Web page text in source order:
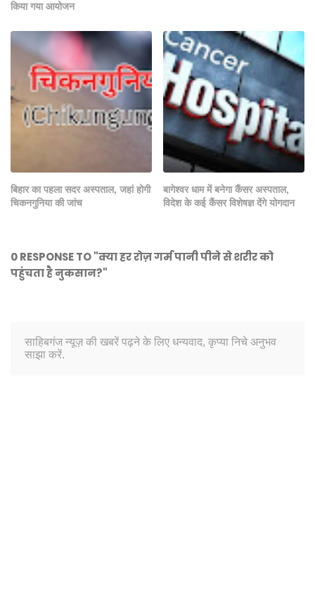
किया गया आयोजन
बिहार का पहला सदर अस्पताल, जहां होगी
चिकनगुनिया की जांच
बागेश्वर धाम में बनेगा कैंसर अस्पताल,
विदेश के कई कैंसर विशेषज्ञ देंगे योगदान
0 RESPONSE TO "क्या हर रोज़ गर्म पानी पीने से शरीर को
पहुंचता है नुकसान?"
साहिबगंज न्यूज़ की खबरें पढ़ने के लिए धन्यवाद, कृप्या निचे अनुभव
साझा करें.